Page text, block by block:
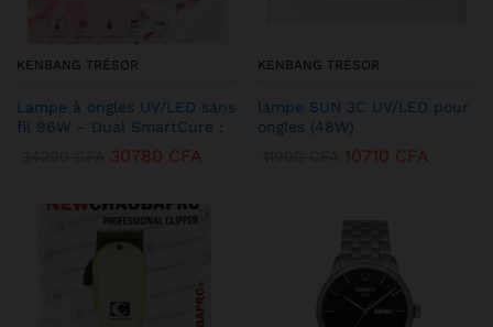
KENBANG TRÉSOR
Lampe à ongles UV/LED sans
fil 96W – Dual SmartCure :
30780 CFA
KENBANG TRÉSOR
lampe SUN 3C UV/LED pour
ongles (48W)
10710 CFA